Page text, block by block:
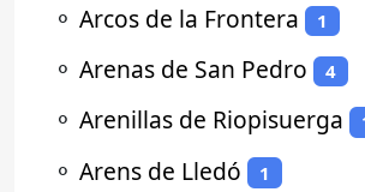
⚬ Arcos de la Frontera 1
⚬ Arenas de San Pedro 4
⚬ Arenillas de Riopisuerga
⚬ Arens de Lledó 1